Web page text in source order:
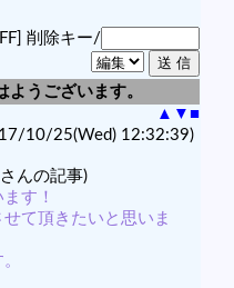
削除キー/
ようございます。
▲ ▼ ■
10/25(Wed) 12:32:39)
んの記事)
す！
て頂きたいと思いま